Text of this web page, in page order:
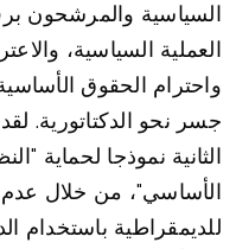
السياسية والمرشحون
العملية السياسية،
واحترام الحقوق
جسر نحو الدكتاتورية.
الثانية نموذجا لحماية
الأساسي"، من خلال عدم
للديمقراطية باستخدام